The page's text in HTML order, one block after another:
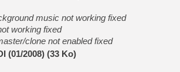
music not working fixed
working fixed
clone not enabled fixed
(01/2008) (33 Ko)